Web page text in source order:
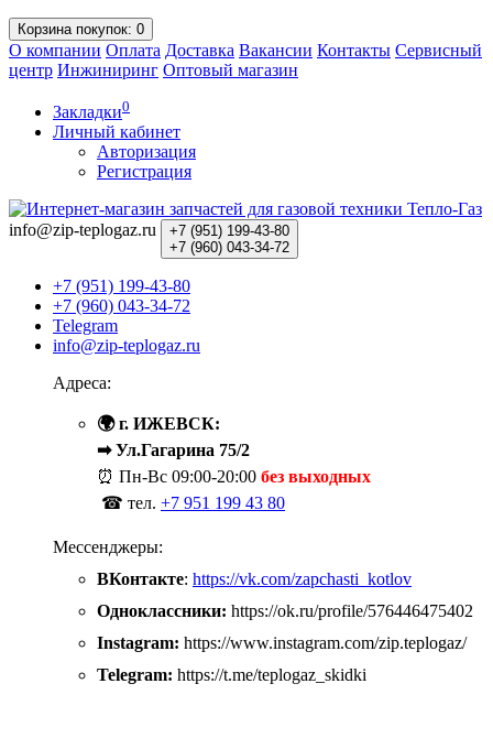
Корзинапокупок: 0
О компании Оплата Доставка Вакансии Контакты Сервисный
центр Инжиниринг Оптовый магазин
Закладки0
Личный кабинет
Авторизация
Регистрация
info@zip-teplogaz.ru +7 (951) 199-43-80
+7 (960) 043-34-72
+7 (951) 199-43-80
+7 (960) 043-34-72
Telegram
info@zip-teplogaz.ru
Адреса:
🌍 г. ИЖЕВСК:
➡ Ул.Гагарина 75/2
⏰ Пн-Вс 09:00-20:00 без выходных
☎ тел. +7 951 199 43 80
Мессенджеры:
ВКонтакте: https://vk.com/zapchasti_kotlov
Одноклассники: https://ok.ru/profile/576446475402
Instagram: https://www.instagram.com/zip.teplogaz/
Telegram: https://t.me/teplogaz_skidki